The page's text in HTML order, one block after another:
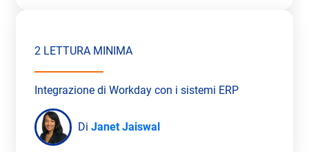
2 LETTURA MINIMA
Integrazione di Workday con i sistemi ERP
Di Janet Jaiswal